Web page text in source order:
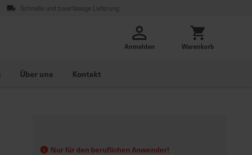
Schnelle und zuverlässige Lieferung
Anmelden Warenkorb
Über uns Kontakt
Nur für den beruflichen Anwender!